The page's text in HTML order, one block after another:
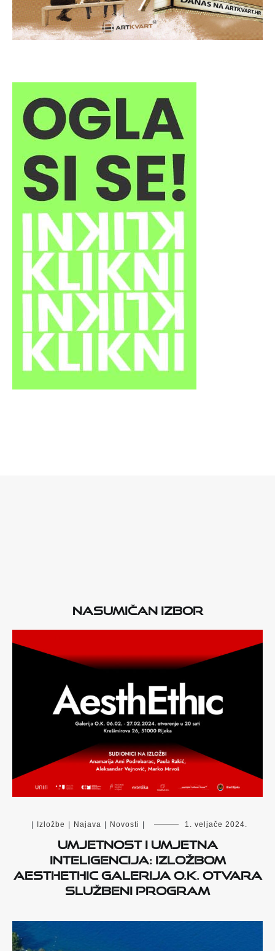
Nasumičan izbor
Izložbe Najava Novosti 1. veljače 2024.
Umjetnost i umjetna
inteligencija: izložbom
AesthEthic Galerija O.K. otvara
službeni program